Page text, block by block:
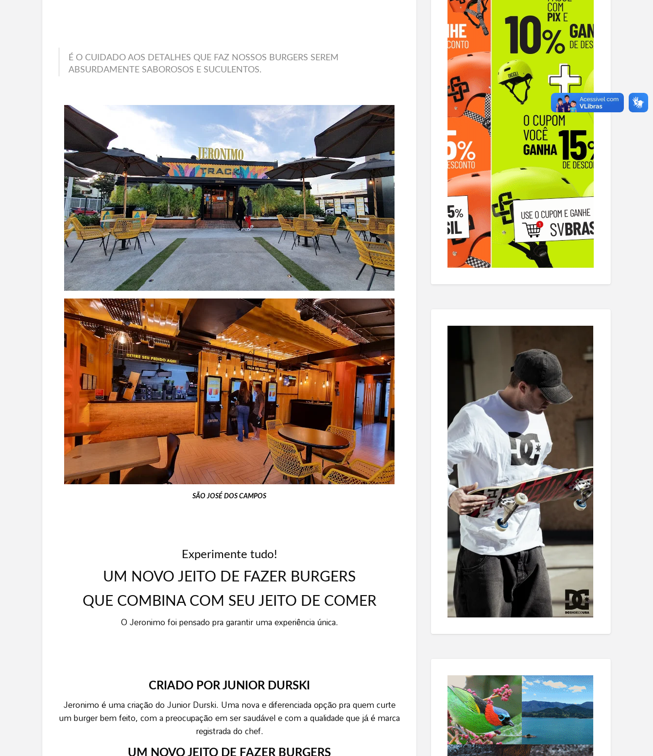
É O CUIDADO AOS DETALHES QUE FAZ NOSSOS BURGERS SEREM
ABSURDAMENTE SABOROSOS E SUCULENTOS.
SÃO JOSÉ DOS CAMPOS
Experimente tudo!
UM NOVO JEITO DE FAZER BURGERS
QUE COMBINA COM SEU JEITO DE COMER
O Jeronimo foi pensado pra garantir uma experiência única.
CRIADO POR JUNIOR DURSKI
Jeronimo é uma criação do Junior Durski. Uma nova e diferenciada opção pra quem curte
um burger bem feito, com a preocupação em ser saudável e com a qualidade que já é marca
registrada do chef.
UM NOVO JEITO DE FAZER BURGERS